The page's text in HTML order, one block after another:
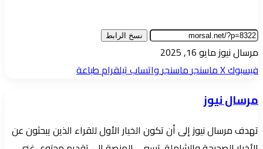
نسخ الرابط
مرسال نيوزأرسل
بريدا
مايو 16, 2025
فيسبوك‫Xماسنجرماسنجرواتسابتيلقرامطباعة
مرسال نيوز
تهدف مرسال نيوز إلى أن تكون الخيار الأول للقراء الذين يبحثون عن